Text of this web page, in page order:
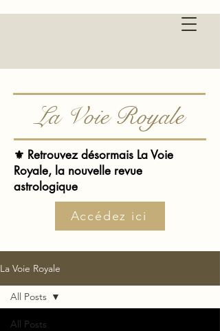
La Voie Royale
⚜️ Retrouvez désormais La Voie
Royale, la nouvelle revue
astrologique
Accédez ici
La Voie Royale
All Posts
All Posts